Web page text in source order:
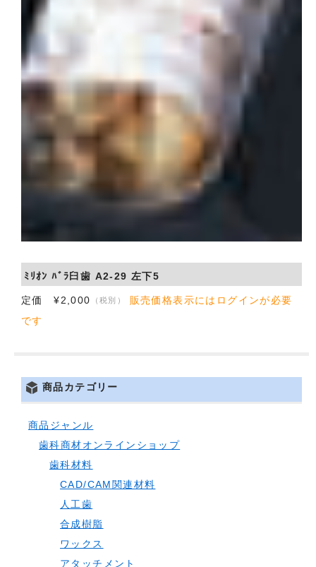
ﾐﾘｵﾝ ﾊﾞﾗ臼歯 A2-29 左下5
定価 ¥2,000 （税別）
販売価格表示にはログインが必要
です
商品カテゴリー
商品ジャンル
歯科商材オンラインショップ
歯科材料
CAD/CAM関連材料
人工歯
合成樹脂
ワックス
アタッチメント